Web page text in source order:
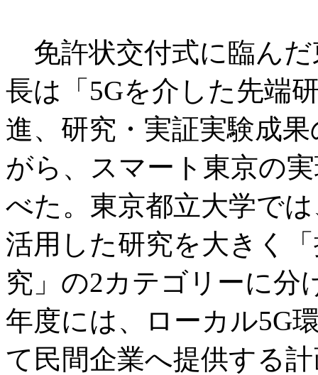
免許状交付式に臨んだ
長は「5Gを介した先端
進、研究・実証実験成
がら、スマート東京の
べた。東京都立大学で
活用した研究を大きく
究」の2カテゴリーに分
年度には、ローカル5G
て民間企業へ提供する